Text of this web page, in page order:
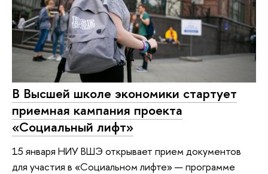
В Высшей школе экономики стартует
приемная кампания проекта
«Социальный лифт»
15 января НИУ ВШЭ открывает прием документов
для участия в «Социальном лифте» — программе